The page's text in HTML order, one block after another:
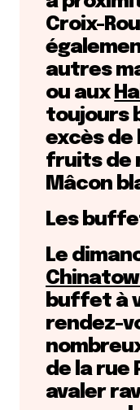
Croix-
autres
ou aux
toujours
excès de
fruits de
Mâcon
Les
Le
buffet à
rendez-
de la rue
avaler